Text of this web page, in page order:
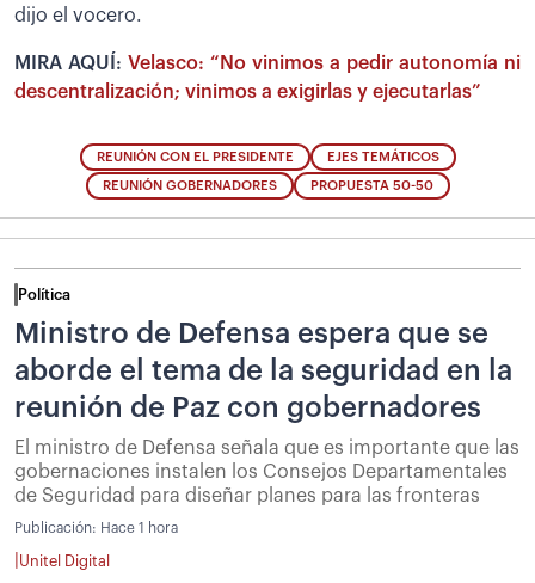
dijo el vocero.
MIRA AQUÍ: Velasco: “No vinimos a pedir autonomía ni
descentralización; vinimos a exigirlas y ejecutarlas”
REUNIÓN CON EL PRESIDENTE EJES TEMÁTICOS
REUNIÓN GOBERNADORES PROPUESTA 50-50
Política
Ministro de Defensa espera que se
aborde el tema de la seguridad en la
reunión de Paz con gobernadores
El ministro de Defensa señala que es importante que las
gobernaciones instalen los Consejos Departamentales
de Seguridad para diseñar planes para las fronteras
Publicación: Hace 1 hora
Unitel Digital